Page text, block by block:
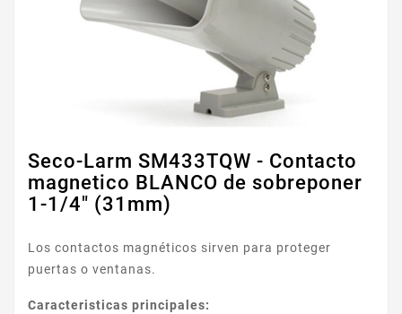
Seco-Larm SM433TQW - Contacto
magnetico BLANCO de sobreponer
1-1/4" (31mm)
Los contactos magnéticos sirven para proteger
puertas o ventanas.
Caracteristicas principales: